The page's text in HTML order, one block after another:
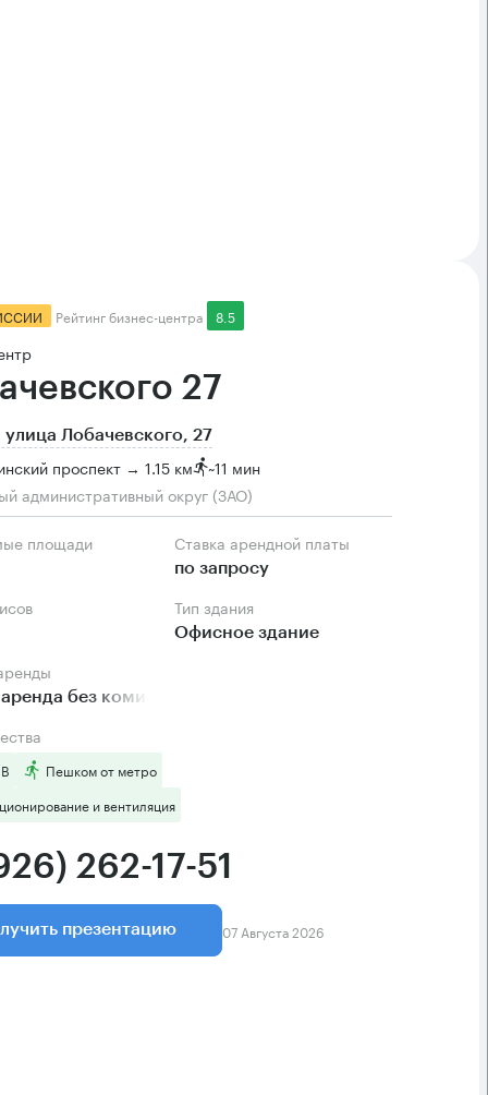
Рейтинг бизнес-центра 8.5
27
улица Лобачевского, 27
проспект → 1.15 км ~11 мин
административный округ (ЗАО)
площади Ставка арендной платы
по запросу
Тип здания
Офисное здание
без комиссии
Пешком от метро
и вентиляция
262-17-51
презентацию 07 Августа 2026